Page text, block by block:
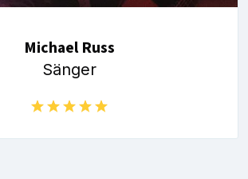
Michael Russ
Sänger